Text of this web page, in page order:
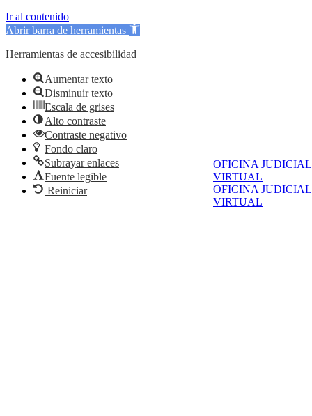
OFICINA JUDICIAL
VIRTUAL
OFICINA JUDICIAL
VIRTUAL
Ir al contenido
Abrir barra de herramientas
Herramientas de accesibilidad
Aumentar texto
Disminuir texto
Escala de grises
Alto contraste
Contraste negativo
Fondo claro
Subrayar enlaces
Fuente legible
Reiniciar